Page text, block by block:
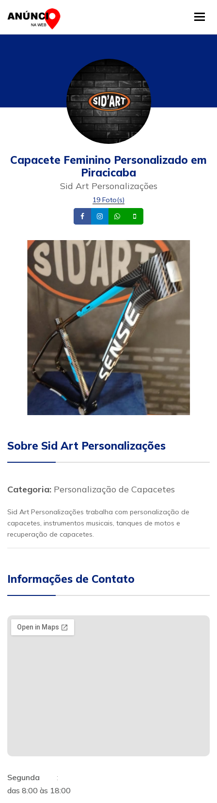
Capacete Feminino Personalizado em
Piracicaba
Sid Art Personalizações
19 Foto(s)
FacebookInstagramWhatsapp
Sobre Sid Art Personalizações
Categoria: Personalização de Capacetes
Sid Art Personalizações trabalha com personalização de
capacetes, instrumentos musicais, tanques de motos e
recuperação de capacetes.
Informações de Contato
Segunda
:
das 8:00 às 18:00